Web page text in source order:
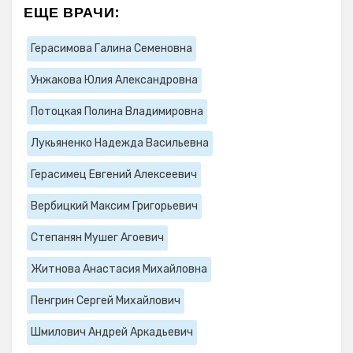
ЕЩЕ ВРАЧИ:
Герасимова Галина Семеновна
Унжакова Юлия Александровна
Потоцкая Полина Владимировна
Лукьяненко Надежда Васильевна
Герасимец Евгений Алексеевич
Вербицкий Максим Григорьевич
Степанян Мушег Агоевич
Житнова Анастасия Михайловна
Пенгрин Сергей Михайлович
Шмилович Андрей Аркадьевич